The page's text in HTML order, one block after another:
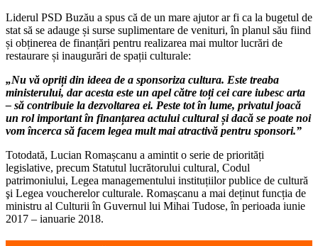
Liderul PSD Buzău a spus că de un mare ajutor ar fi ca la bugetul de
stat să se adauge și surse suplimentare de venituri, în planul său fiind
și obținerea de finanțări pentru realizarea mai multor lucrări de
restaurare și inaugurări de spații culturale:
„Nu vă opriți din ideea de a sponsoriza cultura. Este treaba
ministerului, dar acesta este un apel către toți cei care iubesc arta
– să contribuie la dezvoltarea ei. Peste tot în lume, privatul joacă
un rol important în finanțarea actului cultural și dacă se poate noi
vom încerca să facem legea mult mai atractivă pentru sponsori.”
Totodată, Lucian Romașcanu a amintit o serie de priorități
legislative, precum Statutul lucrătorului cultural, Codul
patrimoniului, Legea managementului instituțiilor publice de cultură
şi Legea voucherelor culturale. Romașcanu a mai deținut funcția de
ministru al Culturii în Guvernul lui Mihai Tudose, în perioada iunie
2017 – ianuarie 2018.